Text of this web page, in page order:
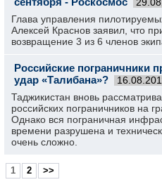
Глава управления
Алексей Краснов заявил, что
возвращение 3 из 6 членов
Российские пограничники
удар «Талибана»?
Таджикистан вновь
российских пограничников на
Однако вся пограничная
времени разрушена и
очень сложно.
1 2 >>